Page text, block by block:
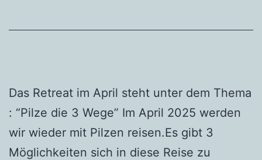
Das Retreat im April steht unter dem Thema
: “Pilze die 3 Wege” Im April 2025 werden
wir wieder mit Pilzen reisen.Es gibt 3
Möglichkeiten sich in diese Reise zu